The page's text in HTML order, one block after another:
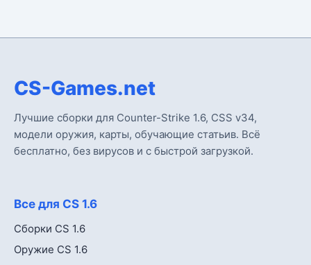
CS-Games.net
Лучшие сборки для Counter-Strike 1.6, CSS v34,
модели оружия, карты, обучающие статьив. Всё
бесплатно, без вирусов и с быстрой загрузкой.
Все для CS 1.6
Сборки CS 1.6
Оружие CS 1.6